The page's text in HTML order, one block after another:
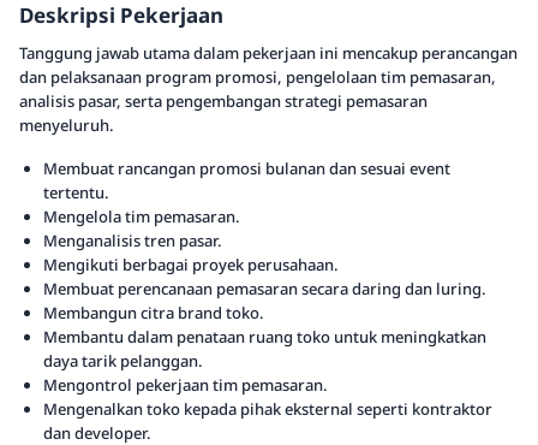
Deskripsi Pekerjaan
Tanggung jawab utama dalam pekerjaan ini mencakup perancangan
dan pelaksanaan program promosi, pengelolaan tim pemasaran,
analisis pasar, serta pengembangan strategi pemasaran
menyeluruh.
Membuat rancangan promosi bulanan dan sesuai event
tertentu.
Mengelola tim pemasaran.
Menganalisis tren pasar.
Mengikuti berbagai proyek perusahaan.
Membuat perencanaan pemasaran secara daring dan luring.
Membangun citra brand toko.
Membantu dalam penataan ruang toko untuk meningkatkan
daya tarik pelanggan.
Mengontrol pekerjaan tim pemasaran.
Mengenalkan toko kepada pihak eksternal seperti kontraktor
dan developer.